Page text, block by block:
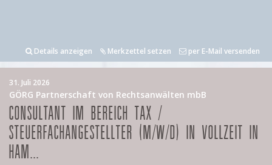
Details anzeigen Merkzettel setzen per E-Mail versenden
31. Juli 2026
GÖRG Partnerschaft von Rechtsanwälten mbB
CONSULTANT IM BEREICH TAX /
STEUERFACHANGESTELLTER (M/W/D) IN VOLLZEIT IN
HAM...